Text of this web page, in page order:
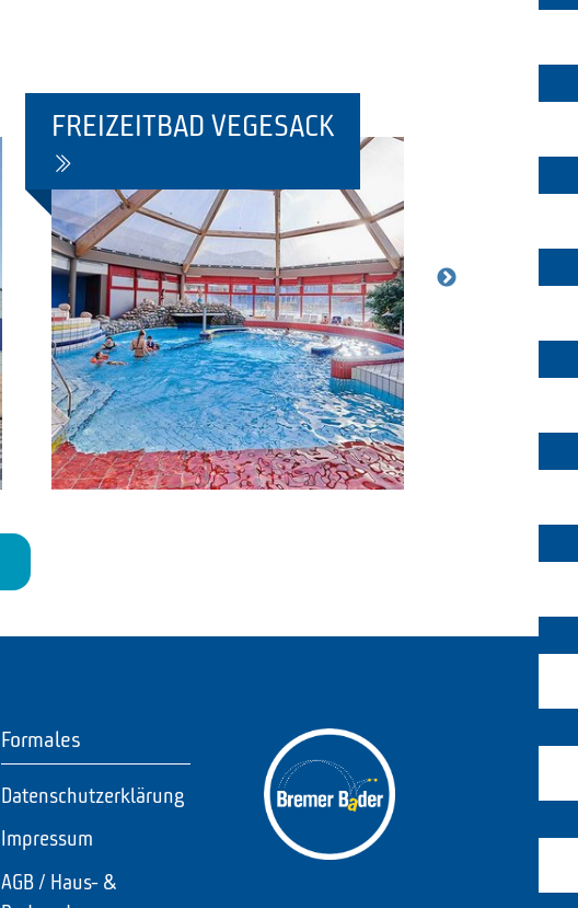
FREIZEITBAD VEGESACK
Formales
Datenschutzerklärung
Impressum
AGB / Haus- &